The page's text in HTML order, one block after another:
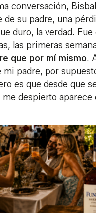
conversación,
de su padre, una
duro, la verdad. Fue
las primeras
que por mí mismo.
mi padre, por
es que desde que
me despierto aparece